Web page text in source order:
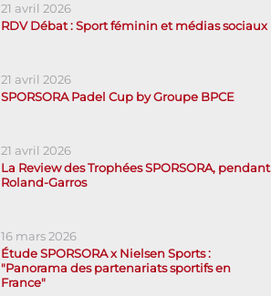
21 avril 2026
RDV Débat : Sport féminin et médias sociaux
21 avril 2026
SPORSORA Padel Cup by Groupe BPCE
21 avril 2026
La Review des Trophées SPORSORA, pendant
Roland-Garros
16 mars 2026
Étude SPORSORA x Nielsen Sports :
"Panorama des partenariats sportifs en
France"